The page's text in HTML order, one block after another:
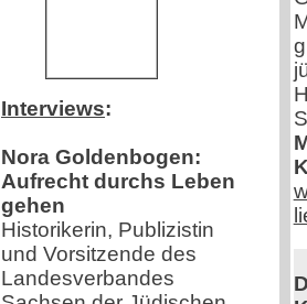
Interviews:
Nora Goldenbogen:
Aufrecht durchs Leben
gehen
Historikerin, Publizistin
und Vorsitzende des
Landesverbandes